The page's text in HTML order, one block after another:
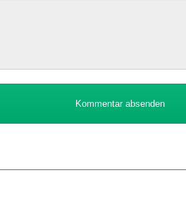
Kommentar absenden